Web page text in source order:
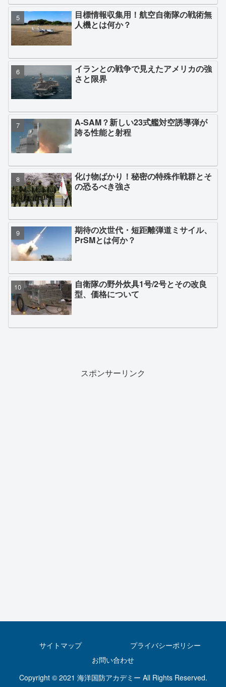
目標情報収集用！航空自衛隊の戦術無
人機とは何か？
イランとの戦争で見えたアメリカの強
さと限界
A-SAM？新しい23式艦対空誘導弾が
誇る性能と射程
化け物ばかり！秘密の特殊作戦群とそ
の恐るべき強さ
期待の次世代・短距離弾道ミサイル、
PrSMとは何か？
自衛隊の野外炊具1号/2号とその改良
型、価格について
スポンサーリンク
サイトマップ
プライバシーポリシー
お問い合わせ
Copyright © 2021 海洋国防アカデミー All Rights Reserved.